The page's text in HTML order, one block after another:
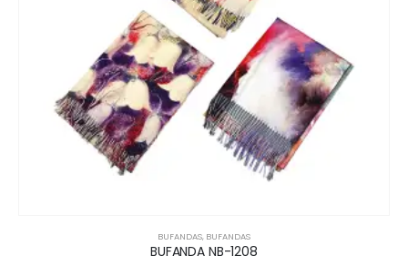
BUFANDAS ,BUFANDAS
BUFANDA NB-1207